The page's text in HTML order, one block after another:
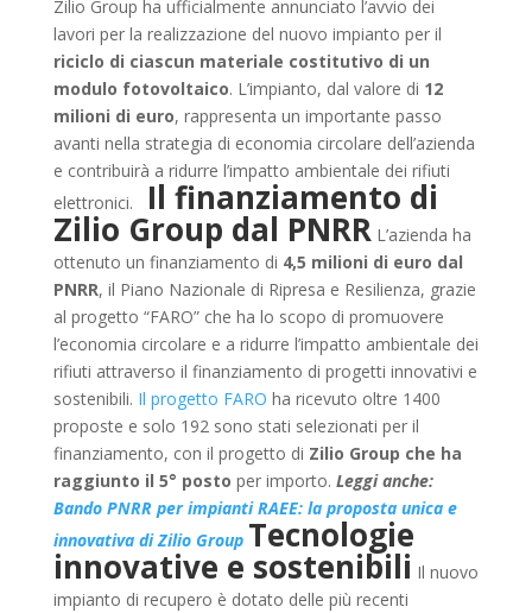
Zilio Group ha ufficialmente annunciato l’avvio dei
lavori per la realizzazione del nuovo impianto per il
riciclo di ciascun materiale costitutivo di un
modulo fotovoltaico. L’impianto, dal valore di 12
milioni di euro, rappresenta un importante passo
avanti nella strategia di economia circolare dell’azienda
e contribuirà a ridurre l’impatto ambientale dei rifiuti
elettronici.
Il finanziamento di
Zilio Group dal PNRRL’azienda ha
ottenuto un finanziamento di 4,5 milioni di euro dal
PNRR, il Piano Nazionale di Ripresa e Resilienza, grazie
al progetto “FARO” che ha lo scopo di promuovere
l’economia circolare e a ridurre l’impatto ambientale dei
rifiuti attraverso il finanziamento di progetti innovativi e
sostenibili. Il progetto FARO ha ricevuto oltre 1400
proposte e solo 192 sono stati selezionati per il
finanziamento, con il progetto di Zilio Group che ha
raggiunto il 5° posto per importo. Leggi anche:
Bando PNRR per impianti RAEE: la proposta unica e
innovativa di Zilio Group Tecnologie
innovative e sostenibili Il nuovo
impianto di recupero è dotato delle più recenti